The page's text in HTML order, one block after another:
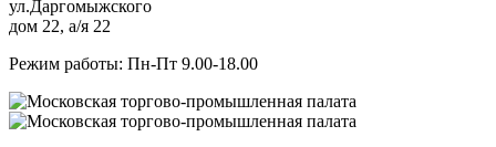
ул.Даргомыжского
дом 22, а/я 22
Режим работы: Пн-Пт 9.00-18.00